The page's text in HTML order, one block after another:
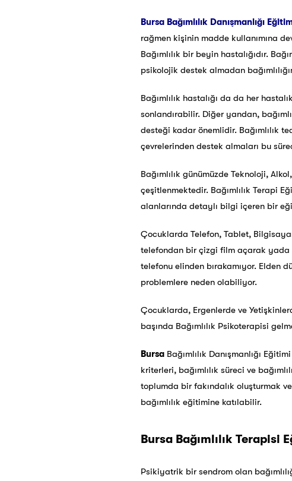
Bursa Bağımlılık Danışmanlığı
rağmen kişinin madde kullanımına
Bağımlılık bir beyin hastalığıdır.
psikolojik destek almadan
Bağımlılık hastalığı da da her
sonlandırabilir. Diğer yandan,
desteği kadar önemlidir. Bağımlılık
çevrelerinden destek almaları bu
Bağımlılık günümüzde Teknoloji,
çeşitlenmektedir. Bağımlılık Terapi
alanlarında detaylı bilgi içeren bir
Çocuklarda Telefon, Tablet,
telefondan bir çizgi film açarak yada
telefonu elinden bırakamıyor. Elden
problemlere neden olabiliyor.
Çocuklarda, Ergenlerde ve
başında Bağımlılık Psikoterapisi
Bursa Bağımlılık Danışmanlığı
kriterleri, bağımlılık süreci ve
toplumda bir fakındalık oluşturmak
bağımlılık eğitimine katılabilir.
Bursa Bağımlılık Terapisi
Psikiyatrik bir sendrom olan